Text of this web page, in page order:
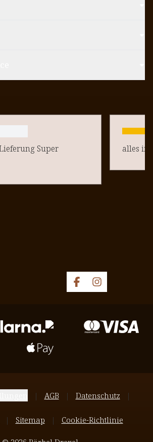
Super
alles in
AGB Datenschutz
Sitemap Cookie-Richtlinie